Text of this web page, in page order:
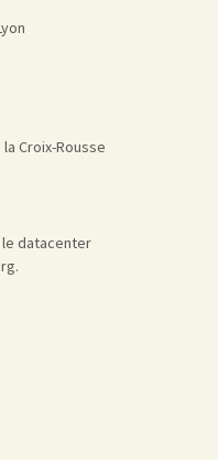
Croix-Rousse
le datacenter